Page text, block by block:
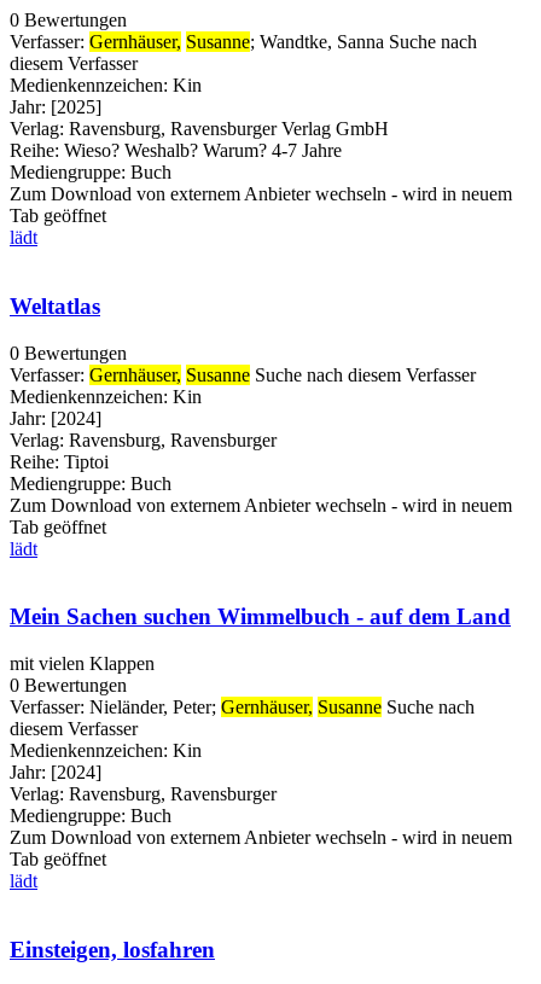
0 Bewertungen
Verfasser: Gernhäuser, Susanne; Wandtke, Sanna Suche nach
diesem Verfasser
Medienkennzeichen: Kin
Jahr: [2025]
Verlag: Ravensburg, Ravensburger Verlag GmbH
Reihe: Wieso? Weshalb? Warum? 4-7 Jahre
Mediengruppe: Buch
Zum Download von externem Anbieter wechseln - wird in neuem
Tab geöffnet
lädt
Weltatlas
0 Bewertungen
Verfasser: Gernhäuser, Susanne Suche nach diesem Verfasser
Medienkennzeichen: Kin
Jahr: [2024]
Verlag: Ravensburg, Ravensburger
Reihe: Tiptoi
Mediengruppe: Buch
Zum Download von externem Anbieter wechseln - wird in neuem
Tab geöffnet
lädt
Mein Sachen suchen Wimmelbuch - auf dem Land
mit vielen Klappen
0 Bewertungen
Verfasser: Nieländer, Peter; Gernhäuser, Susanne Suche nach
diesem Verfasser
Medienkennzeichen: Kin
Jahr: [2024]
Verlag: Ravensburg, Ravensburger
Mediengruppe: Buch
Zum Download von externem Anbieter wechseln - wird in neuem
Tab geöffnet
lädt
Einsteigen, losfahren